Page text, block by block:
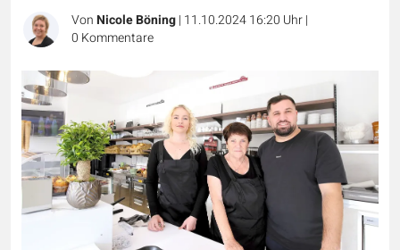
VonNicole Böning| 11.10.2024 16:20 Uhr|
0 Kommentare